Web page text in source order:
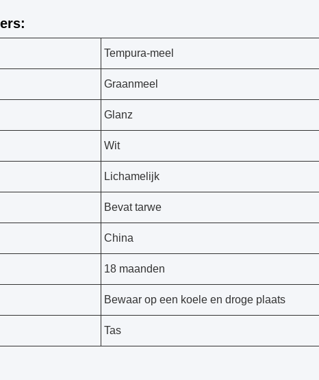
Tempura-meel
Graanmeel
Glanz
Wit
Lichamelijk
Bevat tarwe
China
18 maanden
Bewaar op een koele en droge plaats
Tas